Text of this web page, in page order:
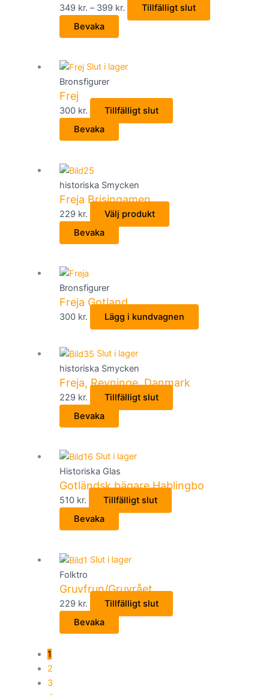
349 kr. – 399 kr.Prisintervall:
349 kr.
Tillfälligt slut
här
Bevaka
Slut i lager
Bronsfigurer
Frej
300 kr.
Tillfälligt slut
Bevaka
historiska Smycken
Freja Brisingamen
229 kr. Välj produkt
här
olika
alternativen
produktsidan
Bevaka
Bronsfigurer
Freja Gotland
300 kr. Lägg i kundvagnen
Slut i lager
historiska Smycken
Freja, Revninge, Danmark
229 kr.
Tillfälligt slut
Bevaka
Slut i lager
Historiska Glas
Gotländsk bägare Hablingbo
510 kr.
Tillfälligt slut
Bevaka
Slut i lager
Folktro
Gruvfrun/Gruvrået
229 kr.
Tillfälligt slut
Bevaka
1
2
3